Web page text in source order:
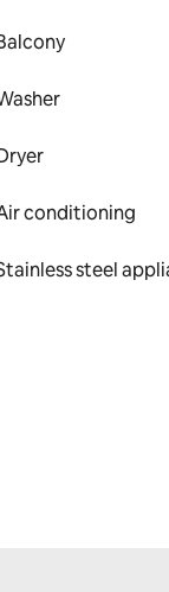
conditioning
steel